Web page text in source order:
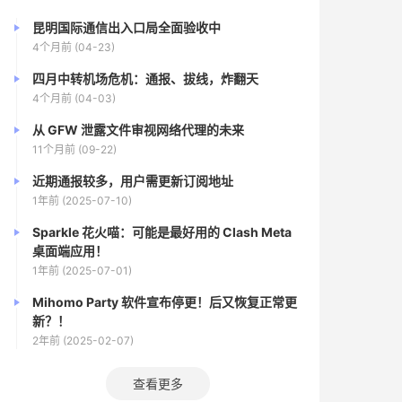
昆明国际通信出入口局全面验收中
4个月前 (04-23)
四月中转机场危机：通报、拔线，炸翻天
4个月前 (04-03)
从 GFW 泄露文件审视网络代理的未来
11个月前 (09-22)
近期通报较多，用户需更新订阅地址
1年前 (2025-07-10)
Sparkle 花火喵：可能是最好用的 Clash Meta
桌面端应用！
1年前 (2025-07-01)
Mihomo Party 软件宣布停更！后又恢复正常更
新？！
2年前 (2025-02-07)
查看更多